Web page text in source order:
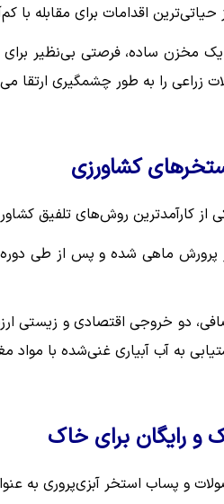
اقدامات برای مقابله با
یک مخزن ساده، فرصتی بی‌نظیر
زراعی را به طور چشمگیری ارتقا
کشاورزی
از کارآمدترین روش‌های تلفیق
پرورش ماهی شده و پس از طی
دو خروجی اقتصادی و زیستی
به آب آبیاری غنی‌شده با
و رایگان برای خاک
و پساب استخر آبزی‌پروری به